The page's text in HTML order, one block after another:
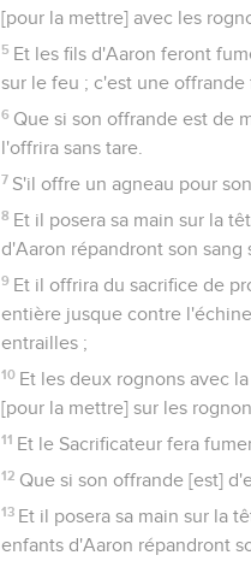
[pour la mettre] avec les
5 Et les fils d'Aaron feront
sur le feu ; c'est une
6 Que si son offrande est de
l'offrira sans tare.
7 S'il offre un agneau pour
8 Et il posera sa main sur la
d'Aaron répandront son sang
9 Et il offrira du sacrifice de
entière jusque contre
entrailles ;
10 Et les deux rognons avec
[pour la mettre] sur les
11 Et le Sacrificateur fera
12 Que si son offrande [est]
13 Et il posera sa main sur la
enfants d'Aaron répandront